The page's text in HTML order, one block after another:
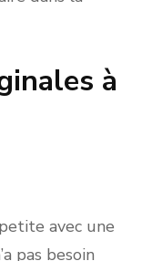
à
avec une
pas besoin